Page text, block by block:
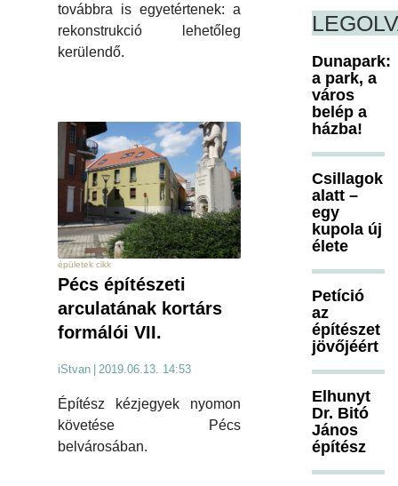
továbbra is egyetértenek: a
rekonstrukció lehetőleg
kerülendő.
épületek cikk
Pécs építészeti
arculatának kortárs
formálói VII.
iStvan 2019.06.13. 14:53
Építész kézjegyek nyomon
követése Pécs
belvárosában.
Dunapark:
a park, a
város
belép a
házba!
Csillagok
alatt –
egy
kupola új
élete
Petíció
az
építészet
jövőjéért
Elhunyt
Dr. Bitó
János
építész